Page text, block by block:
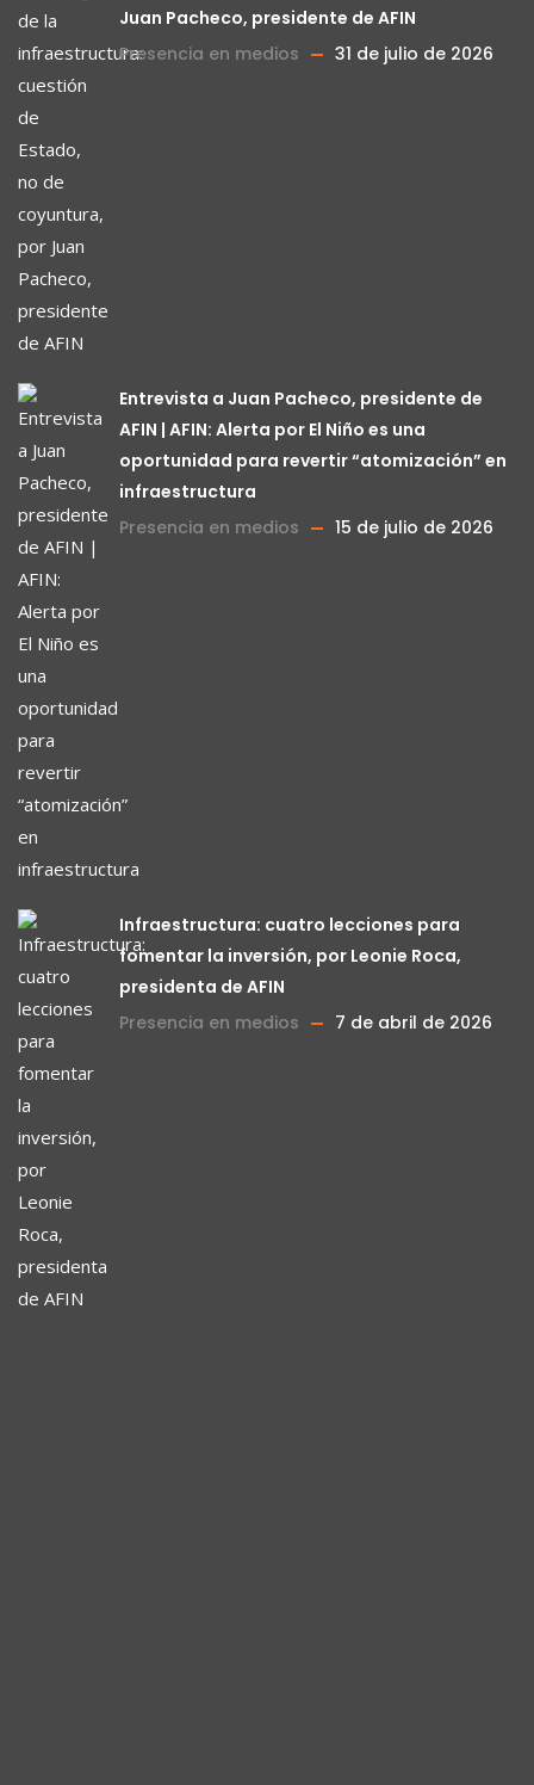
Juan Pacheco, presidente de AFIN
Presencia en medios
31 de julio de 2026
Entrevista a Juan Pacheco, presidente de
AFIN | AFIN: Alerta por El Niño es una
oportunidad para revertir “atomización” en
infraestructura
Presencia en medios
15 de julio de 2026
Infraestructura: cuatro lecciones para
fomentar la inversión, por Leonie Roca,
presidenta de AFIN
Presencia en medios
7 de abril de 2026